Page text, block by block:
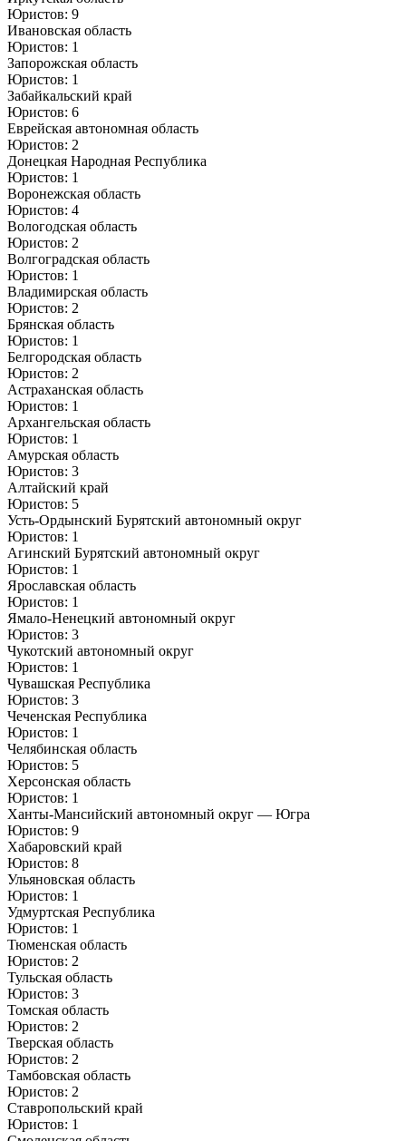
Юристов: 9
Ивановская область
Юристов: 1
Запорожская область
Юристов: 1
Забайкальский край
Юристов: 6
Еврейская автономная область
Юристов: 2
Донецкая Народная Республика
Юристов: 1
Воронежская область
Юристов: 4
Вологодская область
Юристов: 2
Волгоградская область
Юристов: 1
Владимирская область
Юристов: 2
Брянская область
Юристов: 1
Белгородская область
Юристов: 2
Астраханская область
Юристов: 1
Архангельская область
Юристов: 1
Амурская область
Юристов: 3
Алтайский край
Юристов: 5
Усть-Ордынский Бурятский автономный округ
Юристов: 1
Агинский Бурятский автономный округ
Юристов: 1
Ярославская область
Юристов: 1
Ямало-Ненецкий автономный округ
Юристов: 3
Чукотский автономный округ
Юристов: 1
Чувашская Республика
Юристов: 3
Чеченская Республика
Юристов: 1
Челябинская область
Юристов: 5
Херсонская область
Юристов: 1
Ханты-Мансийский автономный округ — Югра
Юристов: 9
Хабаровский край
Юристов: 8
Ульяновская область
Юристов: 1
Удмуртская Республика
Юристов: 1
Тюменская область
Юристов: 2
Тульская область
Юристов: 3
Томская область
Юристов: 2
Тверская область
Юристов: 2
Тамбовская область
Юристов: 2
Ставропольский край
Юристов: 1